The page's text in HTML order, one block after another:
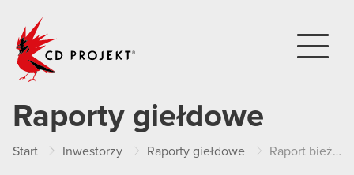
Raporty giełdowe
Start Inwestorzy Raporty giełdowe Raport bieżący nr 26/2020